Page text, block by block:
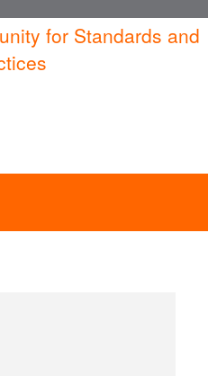
for Standards and